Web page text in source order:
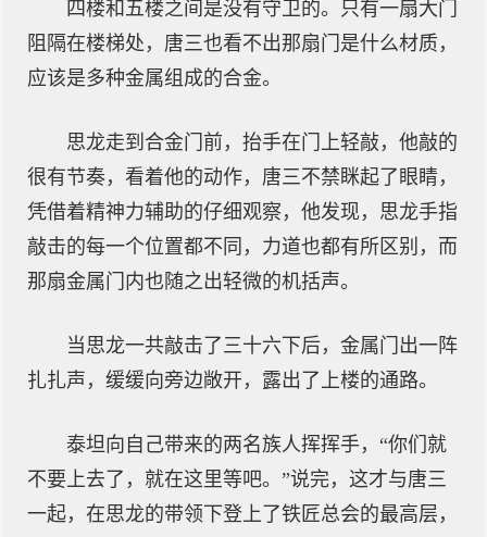
四楼和五楼之间是没有守卫的。只有一扇大门
阻隔在楼梯处，唐三也看不出那扇门是什么材质，
应该是多种金属组成的合金。
思龙走到合金门前，抬手在门上轻敲，他敲的
很有节奏，看着他的动作，唐三不禁眯起了眼睛，
凭借着精神力辅助的仔细观察，他发现，思龙手指
敲击的每一个位置都不同，力道也都有所区别，而
那扇金属门内也随之出轻微的机括声。
当思龙一共敲击了三十六下后，金属门出一阵
扎扎声，缓缓向旁边敞开，露出了上楼的通路。
泰坦向自己带来的两名族人挥挥手，“你们就
不要上去了，就在这里等吧。”说完，这才与唐三
一起，在思龙的带领下登上了铁匠总会的最高层，